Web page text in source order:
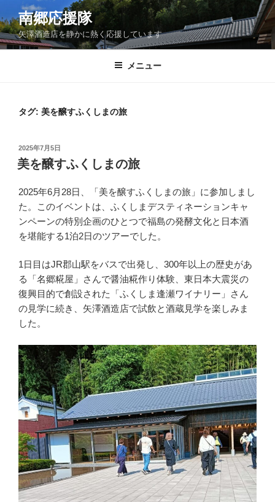
ン
テ
ン
南郷応援隊
矢澤酒造店を静かに熱く応援しています
メニュー
タグ: 美を醸すふくしまの旅
投
稿
日:
2025年7月5日
美を醸すふくしまの旅
2025年6月28日、「美を醸すふくしまの旅」に参加しまし
た。このイベントは、ふくしまデスティネーションキャ
ンペーンの特別企画のひとつで福島の発酵文化と日本酒
を堪能する1泊2日のツアーでした。
1日目はJR郡山駅をバスで出発し、300年以上の歴史があ
る「名郷糀屋」さんで醤油糀作り体験、東日本大震災の
復興目的で創設された「ふくしま逢瀬ワイナリー」さん
の見学に続き、矢澤酒造店で試飲と酒蔵見学を楽しみま
した。